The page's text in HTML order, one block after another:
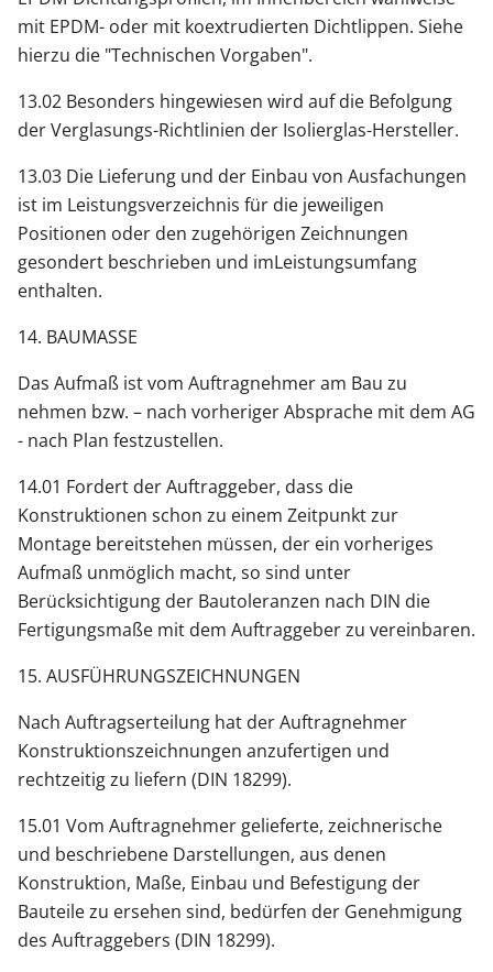
mit EPDM- oder mit koextrudierten Dichtlippen. Siehe
hierzu die "Technischen Vorgaben".
13.02 Besonders hingewiesen wird auf die Befolgung
der Verglasungs-Richtlinien der Isolierglas-Hersteller.
13.03 Die Lieferung und der Einbau von Ausfachungen
ist im Leistungsverzeichnis für die jeweiligen
Positionen oder den zugehörigen Zeichnungen
gesondert beschrieben und imLeistungsumfang
enthalten.
14. BAUMASSE
Das Aufmaß ist vom Auftragnehmer am Bau zu
nehmen bzw. – nach vorheriger Absprache mit dem AG
- nach Plan festzustellen.
14.01 Fordert der Auftraggeber, dass die
Konstruktionen schon zu einem Zeitpunkt zur
Montage bereitstehen müssen, der ein vorheriges
Aufmaß unmöglich macht, so sind unter
Berücksichtigung der Bautoleranzen nach DIN die
Fertigungsmaße mit dem Auftraggeber zu vereinbaren.
15. AUSFÜHRUNGSZEICHNUNGEN
Nach Auftragserteilung hat der Auftragnehmer
Konstruktionszeichnungen anzufertigen und
rechtzeitig zu liefern (DIN 18299).
15.01 Vom Auftragnehmer gelieferte, zeichnerische
und beschriebene Darstellungen, aus denen
Konstruktion, Maße, Einbau und Befestigung der
Bauteile zu ersehen sind, bedürfen der Genehmigung
des Auftraggebers (DIN 18299).